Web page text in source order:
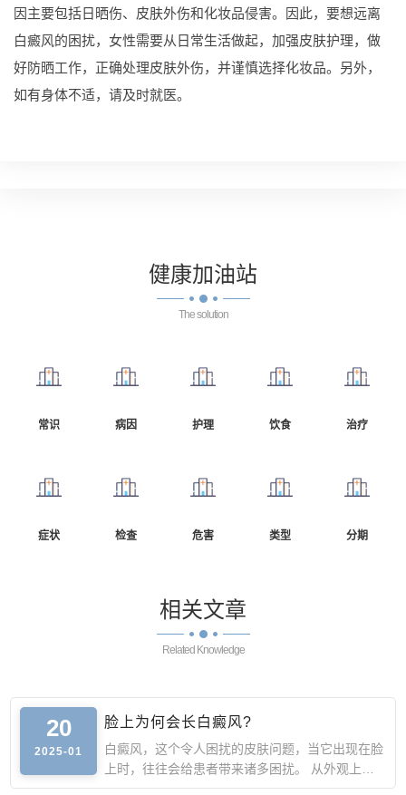
因主要包括日晒伤、皮肤外伤和化妆品侵害。因此，要想远离
白癜风的困扰，女性需要从日常生活做起，加强皮肤护理，做
好防晒工作，正确处理皮肤外伤，并谨慎选择化妆品。另外，
如有身体不适，请及时就医。
健康加油站
The solution
常识 病因 护理 饮食 治疗
症状 检查 危害 类型 分期
相关文章
Related Knowledge
20
2025-01
脸上为何会长白癜风?
白癜风，这个令人困扰的皮肤问题，当它出现在脸
上时，往往会给患者带来诸多困扰。 从外观上
看，脸上长白癜风会